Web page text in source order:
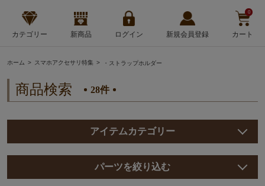
カテゴリー 新商品 ログイン 新規会員登録
0
カート
ホーム スマホアクセサリ特集 ・ストラップホルダー
商品検索 28件
アイテムカテゴリー
パーツを絞り込む